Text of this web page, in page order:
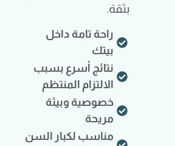
بثقة.
راحة تامة داخل
بيتك
نتائج أسرع بسبب
الالتزام المنتظم
خصوصية وبيئة
مريحة
مناسب لكبار السن